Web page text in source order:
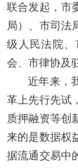
联合发起，市
局）、市司法
级人民法院
会、市律协及
近年来，
革上先行先试
质押融资等创
来的是数据权
据流通交易中